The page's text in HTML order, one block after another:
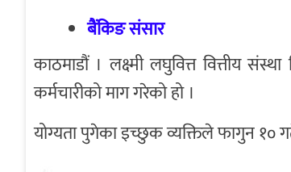
बैंकिङ संसार
काठमाडौं । लक्ष्मी लघुवित्त वित्तीय
कर्मचारीको माग गरेको हो ।
योग्यता पुगेका इच्छुक व्यक्तिले फागुन १०